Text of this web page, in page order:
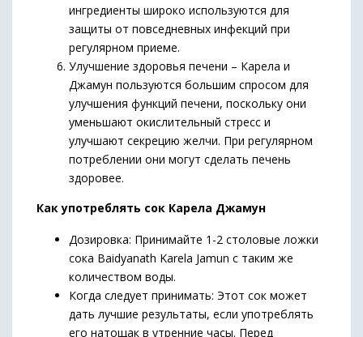
ингредиенты широко используются для
защиты от повседневных инфекций при
регулярном приеме.
Улучшение здоровья печени – Карела и
Джамун пользуются большим спросом для
улучшения функций печени, поскольку они
уменьшают окислительный стресс и
улучшают секрецию желчи. При регулярном
потреблении они могут сделать печень
здоровее.
Как употреблять сок Карела Джамун
Дозировка: Принимайте 1-2 столовые ложки
сока Baidyanath Karela Jamun с таким же
количеством воды.
Когда следует принимать: Этот сок может
дать лучшие результаты, если употреблять
его натощак в утренние часы. Перед